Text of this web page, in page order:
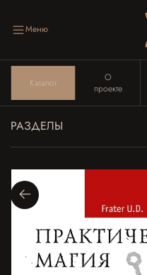
Меню
Каталог
О
проекте
РАЗДЕЛЫ